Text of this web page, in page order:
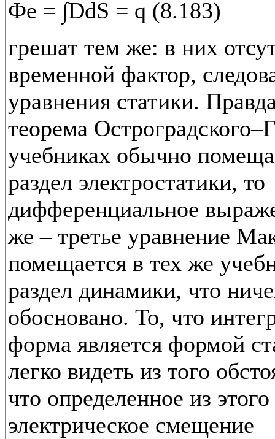
Фе = ∫DdS = q (8.183)
грешат тем же: в них
временной фактор,
уравнения статики.
теорема
учебниках обычно
раздел электростатики, то
дифференциальное
же – третье уравнение
помещается в тех же
раздел динамики, что
обосновано. То, что
форма является формой
легко видеть из того
что определенное из
электрическое смещение